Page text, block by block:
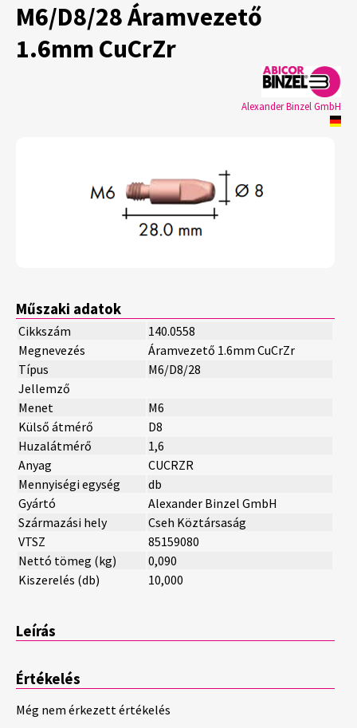
M6/D8/28 Áramvezető
1.6mm CuCrZr
Alexander Binzel GmbH
Műszaki adatok
Cikkszám
140.0558
Megnevezés
Áramvezető 1.6mm CuCrZr
Típus
M6/D8/28
Jellemző
Menet
M6
Külső átmérő
D8
Huzalátmérő
1,6
Anyag
CUCRZR
Mennyiségi egység
db
Gyártó
Alexander Binzel GmbH
Származási hely
Cseh Köztársaság
VTSZ
85159080
Nettó tömeg (kg)
0,090
Kiszerelés (db)
10,000
Leírás
Értékelés
Még nem érkezett értékelés